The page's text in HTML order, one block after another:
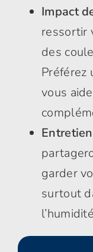
Impact
ressortir
des
Préférez
vous
garder
surtout